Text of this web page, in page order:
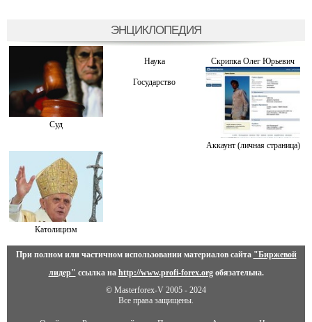
ЭНЦИКЛОПЕДИЯ
Суд
Наука Скрипка Олег Юрьевич
Государство
Аккаунт (личная страница)
Католицизм
При полном или частичном использовании материалов сайта "Биржевой
лидер" ссылка на http://www.profi-forex.orgобязательна.
© Masterforex-V 2005 - 2024
Все права защищены.